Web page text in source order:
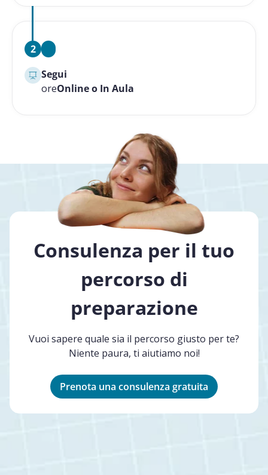
2
Segui
oreOnline o In Aula
Consulenza per il tuo
percorso di
preparazione
Vuoi sapere quale sia il percorso giusto per te?
Niente paura, ti aiutiamo noi!
Prenota una consulenza gratuita